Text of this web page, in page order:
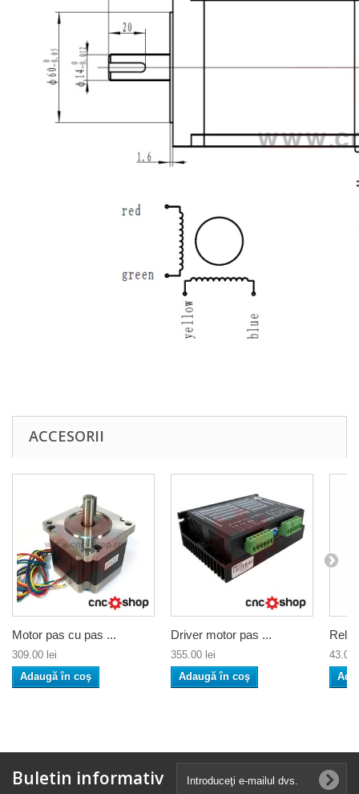
ACCESORII
Motor pas cu pas ...
309.00 lei
Adaugă în coş
Driver motor pas ...
355.00 lei
Adaugă în coş
43.00
Buletin informativ